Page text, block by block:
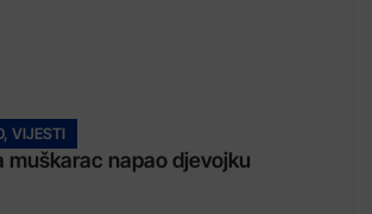
, VIJESTI
muškarac napao djevojku